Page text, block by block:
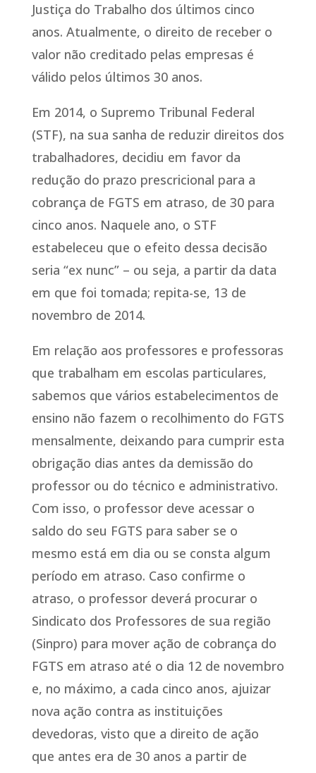
Justiça do Trabalho dos últimos cinco
anos. Atualmente, o direito de receber o
valor não creditado pelas empresas é
válido pelos últimos 30 anos.
Em 2014, o Supremo Tribunal Federal
(STF), na sua sanha de reduzir direitos dos
trabalhadores, decidiu em favor da
redução do prazo prescricional para a
cobrança de FGTS em atraso, de 30 para
cinco anos. Naquele ano, o STF
estabeleceu que o efeito dessa decisão
seria “ex nunc” – ou seja, a partir da data
em que foi tomada; repita-se, 13 de
novembro de 2014.
Em relação aos professores e professoras
que trabalham em escolas particulares,
sabemos que vários estabelecimentos de
ensino não fazem o recolhimento do FGTS
mensalmente, deixando para cumprir esta
obrigação dias antes da demissão do
professor ou do técnico e administrativo.
Com isso, o professor deve acessar o
saldo do seu FGTS para saber se o
mesmo está em dia ou se consta algum
período em atraso. Caso confirme o
atraso, o professor deverá procurar o
Sindicato dos Professores de sua região
(Sinpro) para mover ação de cobrança do
FGTS em atraso até o dia 12 de novembro
e, no máximo, a cada cinco anos, ajuizar
nova ação contra as instituições
devedoras, visto que a direito de ação
que antes era de 30 anos a partir de